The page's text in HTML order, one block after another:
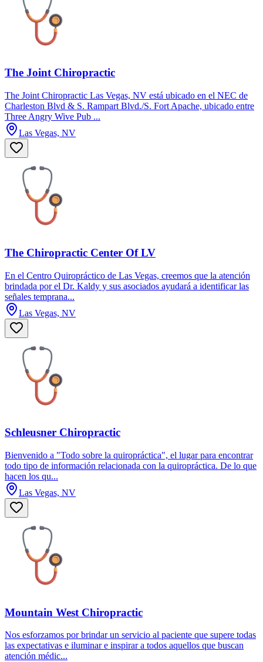
The Joint Chiropractic
The Joint Chiropractic Las Vegas, NV está ubicado en el NEC de
Charleston Blvd & S. Rampart Blvd./S. Fort Apache, ubicado entre
Three Angry Wive Pub ...
Las Vegas, NV
The Chiropractic Center Of LV
En el Centro Quiropráctico de Las Vegas, creemos que la atención
brindada por el Dr. Kaldy y sus asociados ayudará a identificar las
señales temprana...
Las Vegas, NV
Schleusner Chiropractic
Bienvenido a "Todo sobre la quiropráctica", el lugar para encontrar
todo tipo de información relacionada con la quiropráctica. De lo que
hacen los qu...
Las Vegas, NV
Mountain West Chiropractic
Nos esforzamos por brindar un servicio al paciente que supere todas
las expectativas e iluminar e inspirar a todos aquellos que buscan
atención médic...